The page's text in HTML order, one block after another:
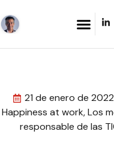
21 de enero de 2022
Happiness at work,Los
responsable de las